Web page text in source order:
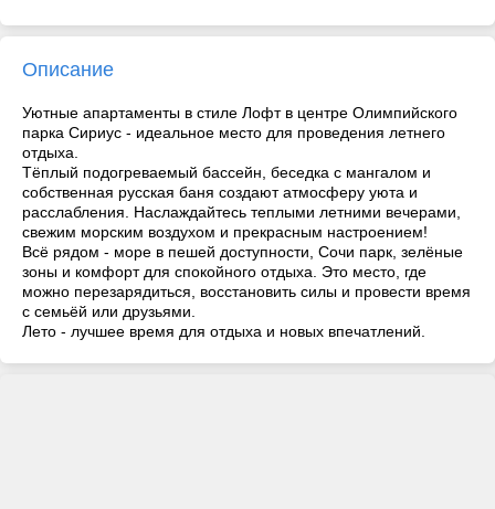
Описание
Уютные апартаменты в стиле Лофт в центре Олимпийского
парка Сириус - идеальное место для проведения летнего
отдыха.
Тёплый подогреваемый бассейн, беседка с мангалом и
собственная русская баня создают атмосферу уюта и
расслабления. Наслаждайтесь теплыми летними вечерами,
свежим морским воздухом и прекрасным настроением!
Всё рядом - море в пешей доступности, Сочи парк, зелёные
зоны и комфорт для спокойного отдыха. Это место, где
можно перезарядиться, восстановить силы и провести время
с семьёй или друзьями.
Лето - лучшее время для отдыха и новых впечатлений.